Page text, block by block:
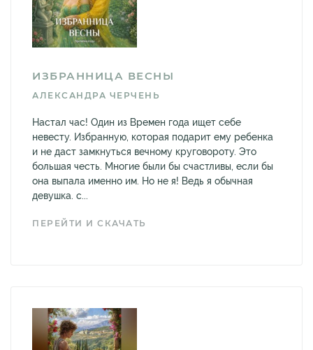
ИЗБРАННИЦА ВЕСНЫ
АЛЕКСАНДРА ЧЕРЧЕНЬ
Настал час! Один из Времен года ищет себе
невесту. Избранную, которая подарит ему ребенка
и не даст замкнуться вечному круговороту. Это
большая честь. Многие были бы счастливы, если бы
она выпала именно им. Но не я! Ведь я обычная
девушка. с...
ПЕРЕЙТИ И СКАЧАТЬ